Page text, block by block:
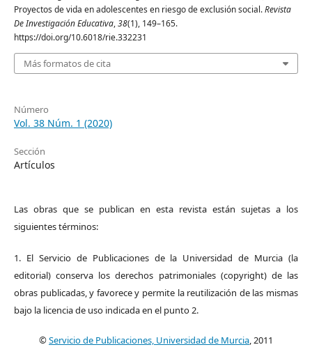
Proyectos de vida en adolescentes en riesgo de exclusión social.Revista
De Investigación Educativa,38(1), 149–165.
https://doi.org/10.6018/rie.332231
Más formatos de cita
Número
Vol. 38 Núm. 1 (2020)
Sección
Artículos
Las obras que se publican en esta revista están sujetas a los
siguientes términos:
1. El Servicio de Publicaciones de la Universidad de Murcia (la
editorial) conserva los derechos patrimoniales (copyright) de las
obras publicadas, y favorece y permite la reutilización de las mismas
bajo la licencia de uso indicada en el punto 2.
©Servicio de Publicaciones, Universidad de Murcia, 2011